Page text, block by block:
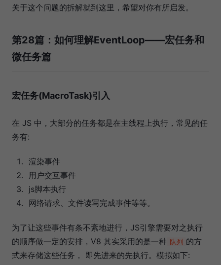
关于这个问题的拆解就到这里，希望对你有所启发。
第28篇：如何理解EventLoop——宏任务和
微任务篇
宏任务(MacroTask)引入
在 JS 中，大部分的任务都是在主线程上执行，常见的任
务有:
渲染事件
用户交互事件
js脚本执行
网络请求、文件读写完成事件等等。
为了让这些事件有条不紊地进行，JS引擎需要对之执行
的顺序做一定的安排，V8 其实采用的是一种 队列 的方
式来存储这些任务， 即先进来的先执行。模拟如下: